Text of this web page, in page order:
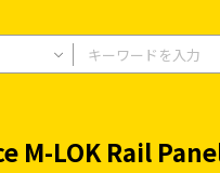
M-LOK Rail